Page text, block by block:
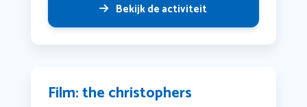
Bekijk de activiteit
Film: the christophers